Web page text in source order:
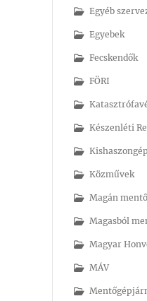
Egyéb
Egyebek
Fecskendők
FÖRI
Készenléti
Közművek
Magán
Magasból
Magyar
MÁV